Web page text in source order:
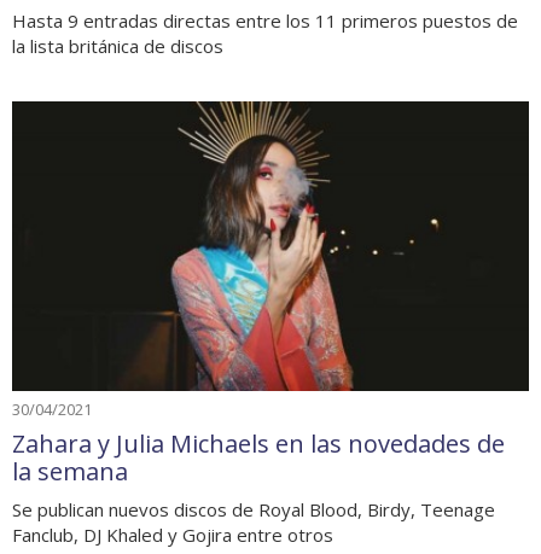
Hasta 9 entradas directas entre los 11 primeros puestos de
la lista británica de discos
30/04/2021
Zahara y Julia Michaels en las novedades de
la semana
Se publican nuevos discos de Royal Blood, Birdy, Teenage
Fanclub, DJ Khaled y Gojira entre otros